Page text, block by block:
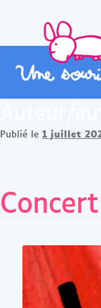
Publié le 1 juillet